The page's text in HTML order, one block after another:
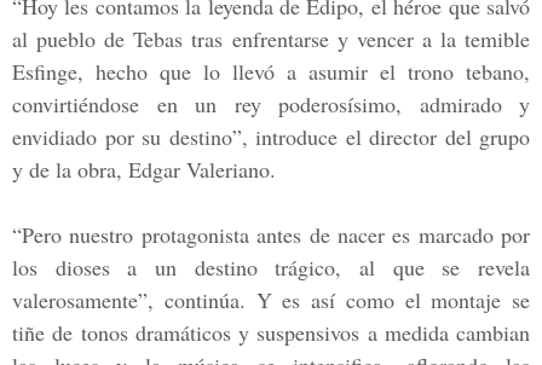
“Hoy les contamos la leyenda de Edipo, el héroe que salvó
al pueblo deTebas tras enfrentarse y vencer a la temible
Esfinge, hecho que lo llevó a asumir el trono tebano,
convirtiéndose en un rey poderosísimo, admirado y
envidiado por su destino”, introduce el director del grupo
y de la obra, Edgar Valeriano.
“Pero nuestro protagonista antes de nacer es marcado por
los dioses a un destino trágico, al que se revela
valerosamente”, continúa. Y es así como el montaje se
tiñe de tonos dramáticos y suspensivos a medida cambian